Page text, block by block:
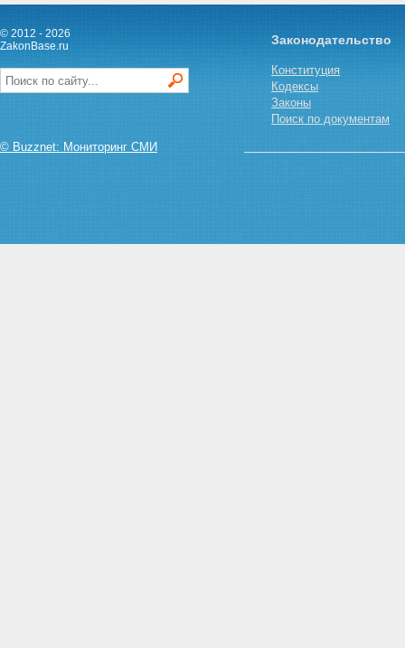
© 2012 - 2026
ZakonBase.ru
© Buzznet: Мониторинг СМИ
Законодательство
Конституция
Кодексы
Законы
Поиск по документам